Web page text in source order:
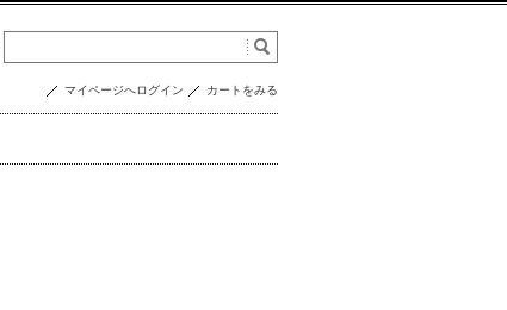
マイページへログイン カートをみる